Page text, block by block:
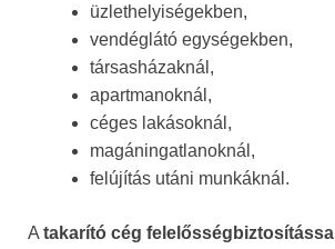
üzlethelyiségekben,
vendéglátó egységekben,
társasházaknál,
apartmanoknál,
céges lakásoknál,
magáningatlanoknál,
felújítás utáni munkáknál.
A takarító cég felelősségbiztosítással